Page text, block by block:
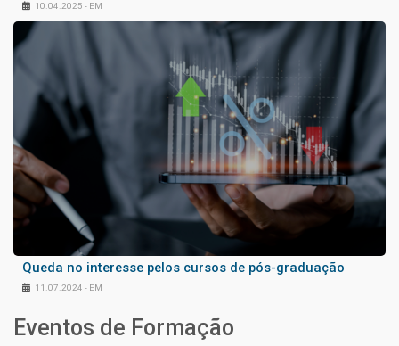
10.04.2025 - EM
Queda no interesse pelos cursos de pós-graduação
11.07.2024 - EM
Eventos de Formação